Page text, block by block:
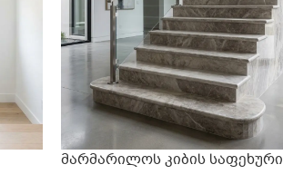
მარმარილოს კიბის საფეხური